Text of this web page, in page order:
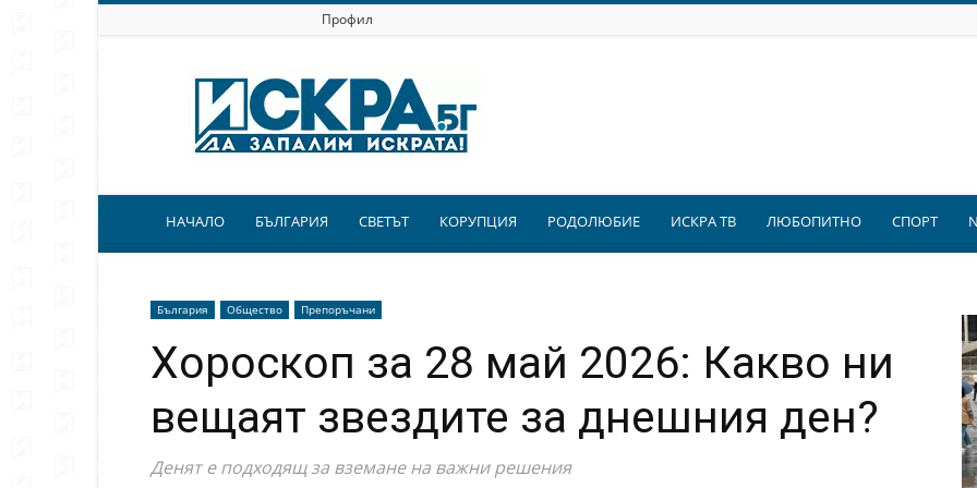
Профил
Искра.бг
НАЧАЛО БЪЛГАРИЯ СВЕТЪТ КОРУПЦИЯ РОДОЛЮБИЕ ИСКРА ТВ ЛЮБОПИТНО СПОРТ
България Общество Препоръчани
Хороскоп за 28 май 2026: Какво ни
вещаят звездите за днешния ден?
Денят е подходящ за вземане на важни решения